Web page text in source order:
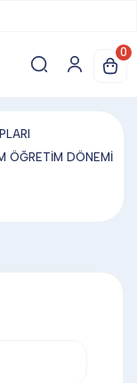
0
ÖĞRETİM DÖNEMİ